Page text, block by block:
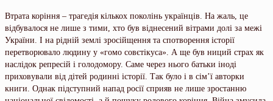
Втрата коріння – трагедія кількох поколінь українців. На жаль, це
відбувалося не лише з тими, хто був віднесений вітрами долі за межі
України. І на рідній землі зросійщення та спотворення історії
перетворювало людину у «гомо совєтікуса». А ще був ниций страх як
наслідок репресій і голодомору. Саме через нього батьки іноді
приховували від дітей родинні історії. Так було і в сімʼї авторки
книги. Однак підступний напад росії сприяв не лише зростанню